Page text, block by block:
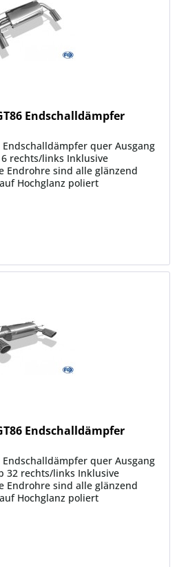
Endschalldämpfer
Endschalldämpfer quer Ausgang
rechts/links Inklusive
Endrohre sind alle glänzend
Hochglanz poliert
Endschalldämpfer
Endschalldämpfer quer Ausgang
32 rechts/links Inklusive
Endrohre sind alle glänzend
Hochglanz poliert